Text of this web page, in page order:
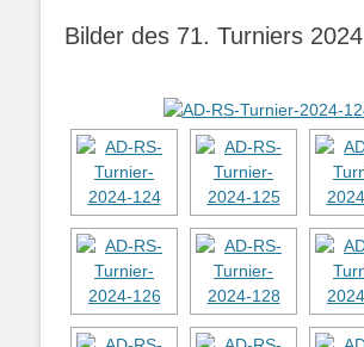
Bilder des 71. Turniers 2024